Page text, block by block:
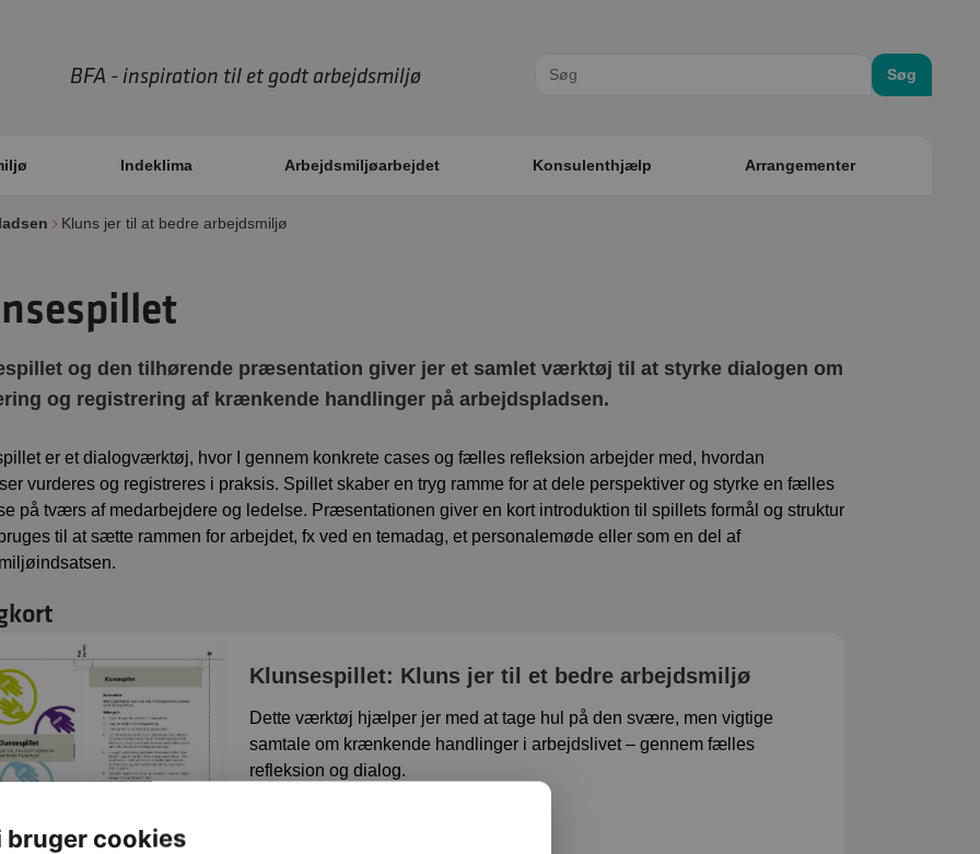
BFA - inspiration til et godt arbejdsmiljø Søg
Indeklima Arbejdsmiljøarbejdet Konsulenthjælp Arrangementer
Kluns jer til at bedre arbejdsmiljø
og den tilhørende præsentation giver jer et samlet værktøj til at styrke dialogen om
og registrering af krænkende handlinger på arbejdspladsen.
er et dialogværktøj, hvor I gennem konkrete cases og fælles refleksion arbejder med, hvordan
vurderes og registreres i praksis. Spillet skaber en tryg ramme for at dele perspektiver og styrke en fælles
på tværs af medarbejdere og ledelse. Præsentationen giver en kort introduktion til spillets formål og struktur
til at sætte rammen for arbejdet, fx ved en temadag, et personalemøde eller som en del af
Klunsespillet: Kluns jer til et bedre arbejdsmiljø
Dette værktøj hjælper jer med at tage hul på den svære, men vigtige
samtale om krænkende handlinger i arbejdslivet – gennem fælles
refleksion og dialog.
bruger cookies